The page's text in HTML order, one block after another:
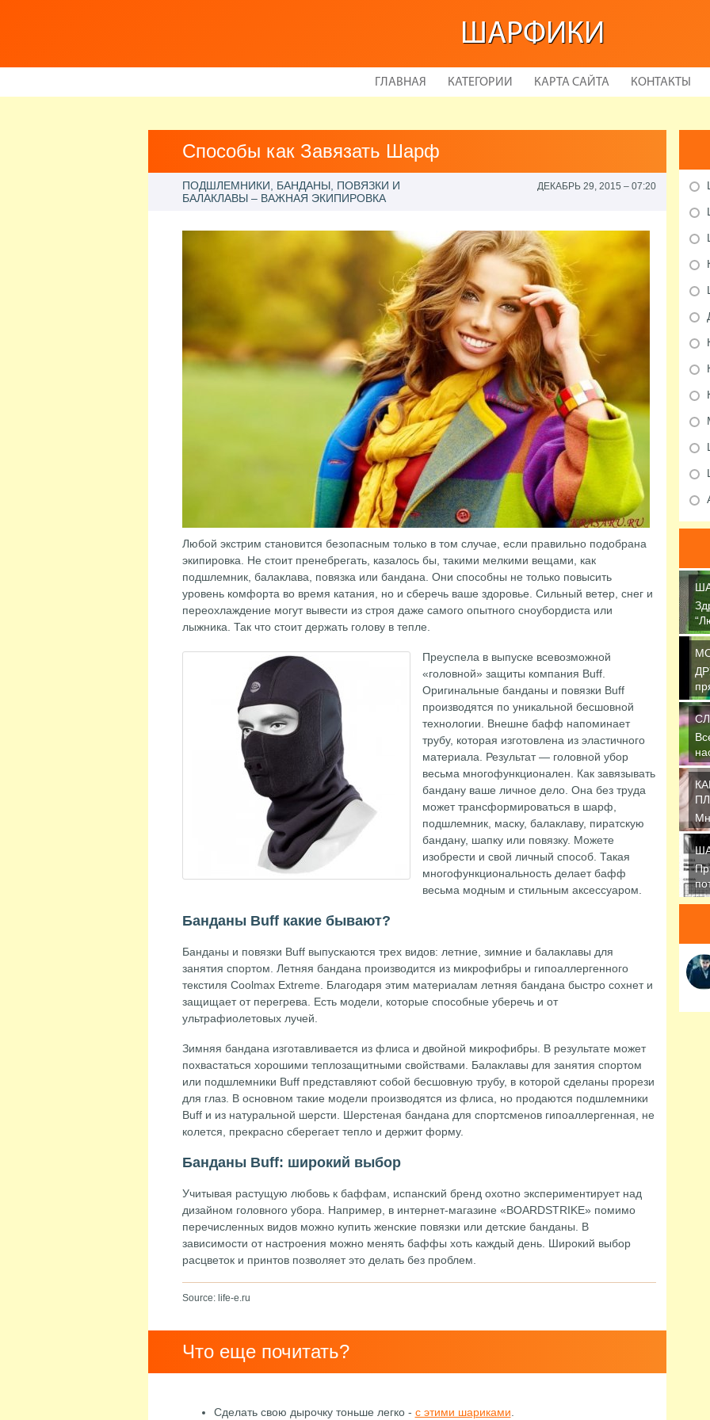
ШАРФИКИ
ГЛАВНАЯ КАТЕГОРИИ КАРТА САЙТА КОНТАКТЫ
Способы как Завязать Шарф
ПОДШЛЕМНИКИ, БАНДАНЫ, ПОВЯЗКИ И
БАЛАКЛАВЫ – ВАЖНАЯ ЭКИПИРОВКА
ДЕКАБРЬ 29, 2015 – 07:20
Любой экстрим становится безопасным только в том случае, если правильно подобрана
экипировка. Не стоит пренебрегать, казалось бы, такими мелкими вещами, как
подшлемник, балаклава, повязка или бандана. Они способны не только повысить
уровень комфорта во время катания, но и сберечь ваше здоровье. Сильный ветер, снег и
переохлаждение могут вывести из строя даже самого опытного сноубордиста или
лыжника. Так что стоит держать голову в тепле.
Преуспела в выпуске всевозможной
«головной» защиты компания Buff.
Оригинальные банданы и повязки Buff
производятся по уникальной бесшовной
технологии. Внешне бафф напоминает
трубу, которая изготовлена из эластичного
материала. Результат — головной убор
весьма многофункционален. Как завязывать
бандану ваше личное дело. Она без труда
может трансформироваться в шарф,
подшлемник, маску, балаклаву, пиратскую
бандану, шапку или повязку. Можете
изобрести и свой личный способ. Такая
многофункциональность делает бафф
весьма модным и стильным аксессуаром.
Банданы Buff какие бывают?
Банданы и повязки Buff выпускаются трех видов: летние, зимние и балаклавы для
занятия спортом. Летняя бандана производится из микрофибры и гипоаллергенного
текстиля Coolmax Extreme. Благодаря этим материалам летняя бандана быстро сохнет и
защищает от перегрева. Есть модели, которые способные уберечь и от
ультрафиолетовых лучей.
Зимняя бандана изготавливается из флиса и двойной микрофибры. В результате может
похвастаться хорошими теплозащитными свойствами. Балаклавы для занятия спортом
или подшлемники Buff представляют собой бесшовную трубу, в которой сделаны прорези
для глаз. В основном такие модели производятся из флиса, но продаются подшлемники
Buff и из натуральной шерсти. Шерстеная бандана для спортсменов гипоаллергенная, не
колется, прекрасно сберегает тепло и держит форму.
Банданы Buff: широкий выбор
Учитывая растущую любовь к баффам, испанский бренд охотно экспериментирует над
дизайном головного убора. Например, в интернет-магазине «BOARDSTRIKE» помимо
перечисленных видов можно купить женские повязки или детские банданы. В
зависимости от настроения можно менять баффы хоть каждый день. Широкий выбор
расцветок и принтов позволяет это делать без проблем.
Source: life-e.ru
Что еще почитать?
Сделать свою дырочку тоньше легко - с этими шариками